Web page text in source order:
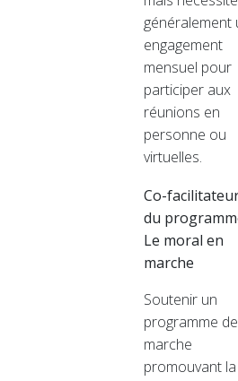
généralement
engagement
mensuel pour
participer aux
réunions en
personne ou
virtuelles.
Co-
du
Le moral en
marche
Soutenir un
programme de
marche
promouvant la